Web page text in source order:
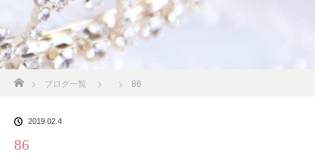
ブログ一覧 86
2019.02.4
86